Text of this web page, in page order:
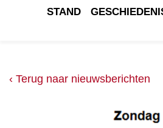
STAND
‹ Terug naar nieuwsberichten